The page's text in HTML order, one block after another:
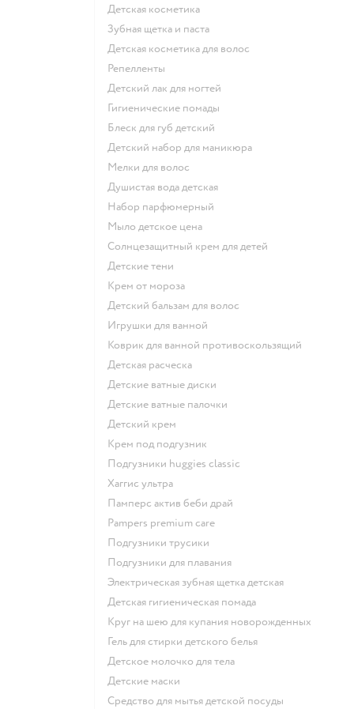
детская косметика
зубная щетка и паста
детская косметика для волос
репелленты
детский лак для ногтей
гигиенические помады
блеск для губ детский
детский набор для маникюра
мелки для волос
душистая вода детская
набор парфюмерный
мыло детское цена
солнцезащитный крем для детей
детские тени
крем от мороза
детский бальзам для волос
игрушки для ванной
коврик для ванной противоскользящий
детская расческа
детские ватные диски
детские ватные палочки
детский крем
крем под подгузник
подгузники huggies classic
хаггис ультра
памперс актив беби драй
pampers premium care
подгузники трусики
подгузники для плавания
электрическая зубная щетка детская
детская гигиеническая помада
круг на шею для купания новорожденных
гель для стирки детского белья
детское молочко для тела
детские маски
средство для мытья детской посуды